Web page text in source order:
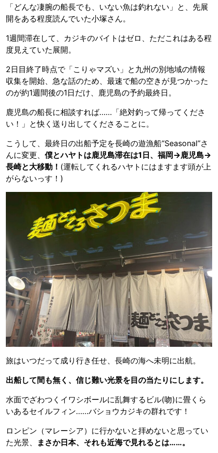
「どんな凄腕の船長でも、いない魚は釣れない」と、先展
開をある程度読んでいた小塚さん。
1週間滞在して、カジキのバイトはゼロ、ただこれはある程
度見えていた展開。
2日目終了時点で「こりゃマズい」と九州の別地域の情報
収集を開始、急な話のため、最速で船の空きが見つかった
のが約1週間後の1日だけ、鹿児島の予約最終日。
鹿児島の船長に相談すれば……「絶対釣って帰ってくださ
い！」と快く送り出してくださることに。
こうして、最終日の出船予定を長崎の遊漁船“Seasonal”さ
んに変更、 僕とハヤトは鹿児島滞在は1日、福岡→鹿児島→
長崎と大移動！ (運転してくれるハヤトにはますます頭が上
がらないっす！)
旅はいつだって成り行き任せ、長崎の海へ未明に出航。
出船して間も無く、信じ難い光景を目の当たりにします。
水面でざわつくイワシボールに乱舞するビル(吻)に畳くら
いあるセイルフィン……バショウカジキの群れです！
ロンピン（マレーシア）に行かないと拝めないと思ってい
た光景、
まさか日本、それも近海で見れるとは……。